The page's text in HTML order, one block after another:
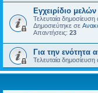
Εγχειρίδιο
Τελευταία
Δημοσιεύτηκε σε
Απαντήσεις: 23
Για την ενότητα
Τελευταία